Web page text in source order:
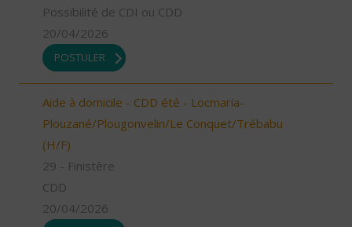
Possibilité de CDI ou CDD
20/04/2026
POSTULER
Aide à domicile - CDD été - Locmaria-
Plouzané/Plougonvelin/Le Conquet/Trébabu
(H/F)
29 - Finistère
CDD
20/04/2026